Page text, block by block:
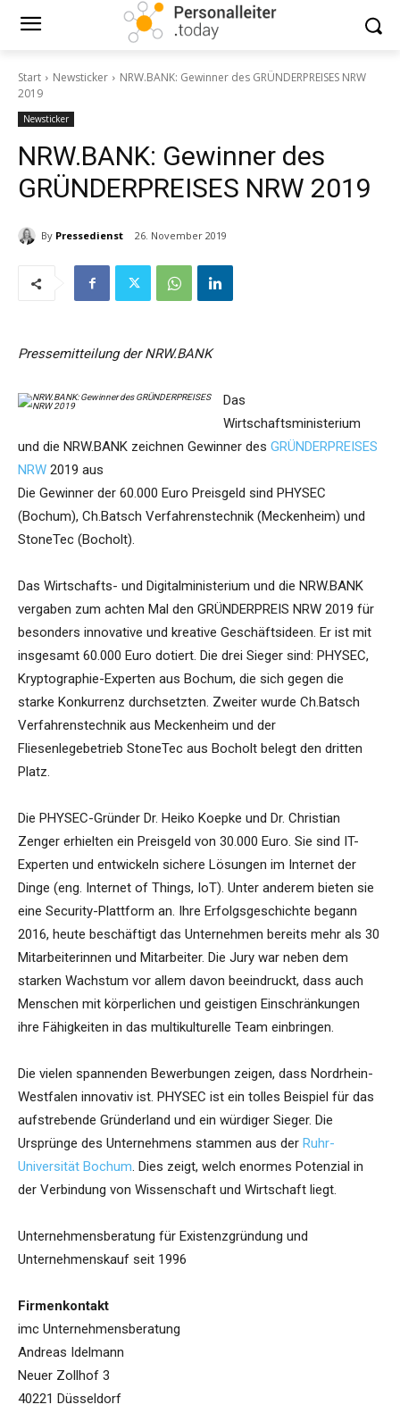
Start Newsticker
NRW.BANK: Gewinner des GRÜNDERPREISES NRW
2019
Newsticker
NRW.BANK: Gewinner des
GRÜNDERPREISES NRW 2019
By Pressedienst 26. November 2019
Pressemitteilung der NRW.BANK
Das
Wirtschaftsministerium
und die NRW.BANK zeichnen Gewinner des GRÜNDERPREISES
NRW 2019 aus
Die Gewinner der 60.000 Euro Preisgeld sind PHYSEC
(Bochum), Ch.Batsch Verfahrenstechnik (Meckenheim) und
StoneTec (Bocholt).
Das Wirtschafts- und Digitalministerium und die NRW.BANK
vergaben zum achten Mal den GRÜNDERPREIS NRW 2019 für
besonders innovative und kreative Geschäftsideen. Er ist mit
insgesamt 60.000 Euro dotiert. Die drei Sieger sind: PHYSEC,
Kryptographie-Experten aus Bochum, die sich gegen die
starke Konkurrenz durchsetzten. Zweiter wurde Ch.Batsch
Verfahrenstechnik aus Meckenheim und der
Fliesenlegebetrieb StoneTec aus Bocholt belegt den dritten
Platz.
Die PHYSEC-Gründer Dr. Heiko Koepke und Dr. Christian
Zenger erhielten ein Preisgeld von 30.000 Euro. Sie sind IT-
Experten und entwickeln sichere Lösungen im Internet der
Dinge (eng. Internet of Things, IoT). Unter anderem bieten sie
eine Security-Plattform an. Ihre Erfolgsgeschichte begann
2016, heute beschäftigt das Unternehmen bereits mehr als 30
Mitarbeiterinnen und Mitarbeiter. Die Jury war neben dem
starken Wachstum vor allem davon beeindruckt, dass auch
Menschen mit körperlichen und geistigen Einschränkungen
ihre Fähigkeiten in das multikulturelle Team einbringen.
Die vielen spannenden Bewerbungen zeigen, dass Nordrhein-
Westfalen innovativ ist. PHYSEC ist ein tolles Beispiel für das
aufstrebende Gründerland und ein würdiger Sieger. Die
Ursprünge des Unternehmens stammen aus der Ruhr-
Universität Bochum. Dies zeigt, welch enormes Potenzial in
der Verbindung von Wissenschaft und Wirtschaft liegt.
Unternehmensberatung für Existenzgründung und
Unternehmenskauf seit 1996
Firmenkontakt
imc Unternehmensberatung
Andreas Idelmann
Neuer Zollhof 3
40221 Düsseldorf